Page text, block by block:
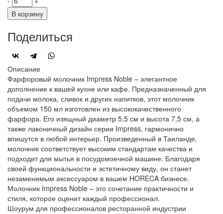
В корзину
Поделиться
Описание
Фарфоровый молочник Impress Noble – элегантное
дополнение к вашей кухне или кафе. Предназначенный для
подачи молока, сливок и других напитков, этот молочник
объемом 150 мл изготовлен из высококачественного
фарфора. Его изящный диаметр 5,5 см и высота 7,5 см, а
также лаконичный дизайн серии Impress, гармонично
впишутся в любой интерьер. Произведенный в Таиланде,
молочник соответствует высоким стандартам качества и
подходит для мытья в посудомоечной машине. Благодаря
своей функциональности и эстетичному виду, он станет
незаменимым аксессуаром в вашем HORECA бизнесе.
Молочник Impress Noble – это сочетание практичности и
стиля, которое оценит каждый профессионал.
Шоурум для профессионалов ресторанной индустрии